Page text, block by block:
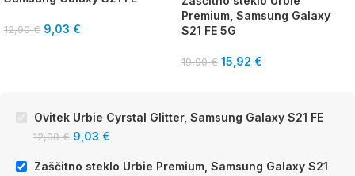
12,90€ 9,03 €
Premium, Samsung Galaxy
S21 FE 5G
19,90€ 15,92 €
Ovitek Urbie Cyrstal Glitter, Samsung Galaxy S21 FE
12,90€ 9,03 €
Zaščitno steklo Urbie Premium, Samsung Galaxy S21